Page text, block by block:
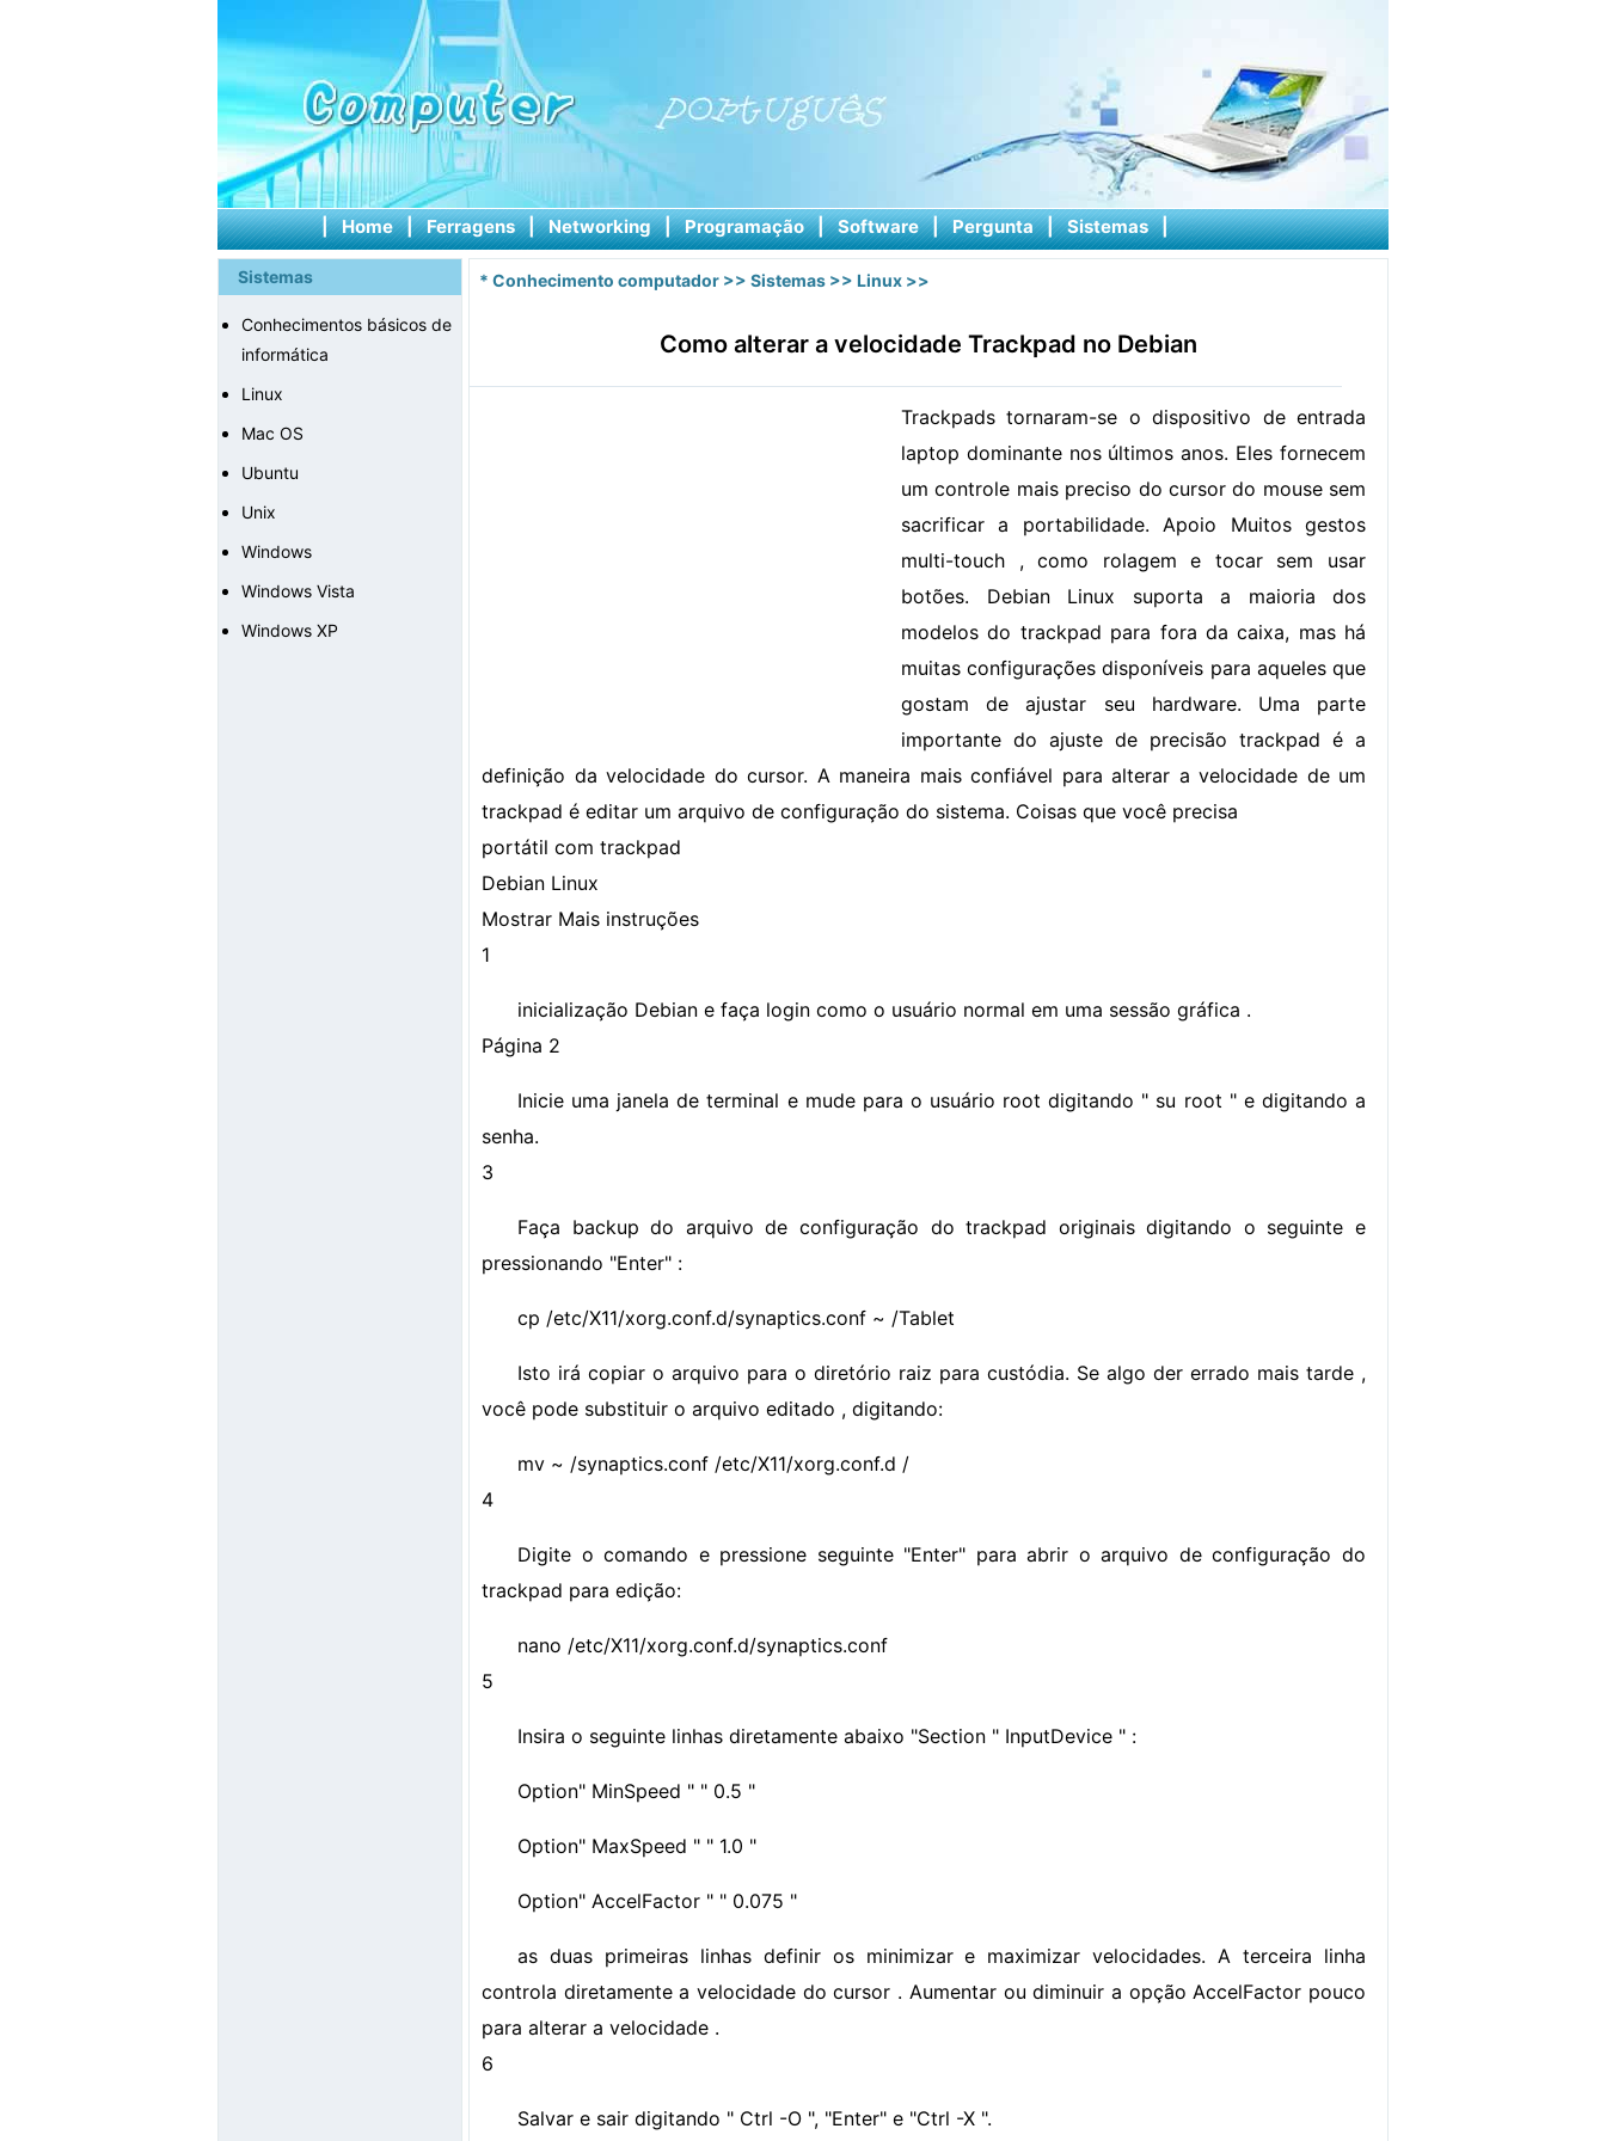
| Home | Ferragens | Networking | Programação | Software | Pergunta | Sistemas |
Sistemas
Conhecimentos básicos de
informática
Linux
Mac OS
Ubuntu
Unix
Windows
Windows Vista
Windows XP
* Conhecimento computador >> Sistemas >> Linux >>
Como alterar a velocidade Trackpad no Debian
Trackpads tornaram-se o dispositivo de entrada
laptop dominante nos últimos anos. Eles fornecem
um controle mais preciso do cursor do mouse sem
sacrificar a portabilidade. Apoio Muitos gestos
multi-touch , como rolagem e tocar sem usar
botões. Debian Linux suporta a maioria dos
modelos do trackpad para fora da caixa, mas há
muitas configurações disponíveis para aqueles que
gostam de ajustar seu hardware. Uma parte
importante do ajuste de precisão trackpad é a
definição da velocidade do cursor. A maneira mais confiável para alterar a velocidade de um
trackpad é editar um arquivo de configuração do sistema. Coisas que você precisa
portátil com trackpad
Debian Linux
Mostrar Mais instruções
1
inicialização Debian e faça login como o usuário normal em uma sessão gráfica .
Página 2
Inicie uma janela de terminal e mude para o usuário root digitando " su root " e digitando a
senha.
3
Faça backup do arquivo de configuração do trackpad originais digitando o seguinte e
pressionando "Enter" :
cp /etc/X11/xorg.conf.d/synaptics.conf ~ /Tablet
Isto irá copiar o arquivo para o diretório raiz para custódia. Se algo der errado mais tarde ,
você pode substituir o arquivo editado , digitando:
mv ~ /synaptics.conf /etc/X11/xorg.conf.d /
4
Digite o comando e pressione seguinte "Enter" para abrir o arquivo de configuração do
trackpad para edição:
nano /etc/X11/xorg.conf.d/synaptics.conf
5
Insira o seguinte linhas diretamente abaixo "Section " InputDevice " :
Option" MinSpeed ​​" " 0.5 "
Option" MaxSpeed ​​" " 1.0 "
Option" AccelFactor " " 0.075 "
as duas primeiras linhas definir os minimizar e maximizar velocidades. A terceira linha
controla diretamente a velocidade do cursor . Aumentar ou diminuir a opção AccelFactor pouco
para alterar a velocidade .
6
Salvar e sair digitando " Ctrl -O ", "Enter" e "Ctrl -X ".